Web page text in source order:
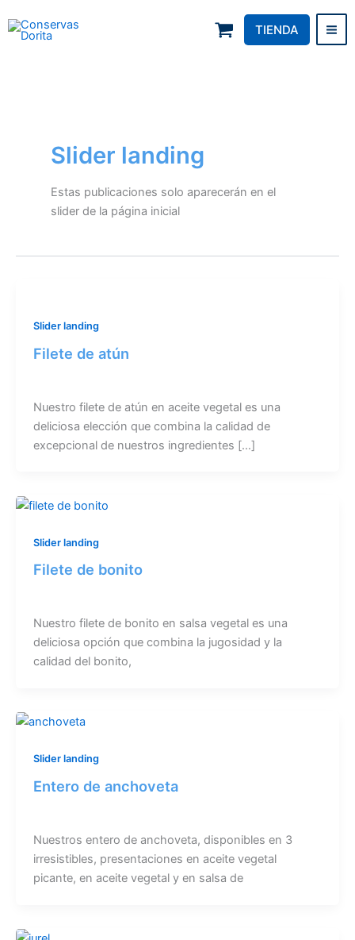
to
TIENDA
Slider landing
Estas publicaciones solo aparecerán en el
slider de la página inicial
Slider landing
Filete de atún
Nuestro filete de atún en aceite vegetal es una
deliciosa elección que combina la calidad de
excepcional de nuestros ingredientes […]
Slider landing
Filete de bonito
Nuestro filete de bonito en salsa vegetal es una
deliciosa opción que combina la jugosidad y la
calidad del bonito,
Slider landing
Entero de anchoveta
Nuestros entero de anchoveta, disponibles en 3
irresistibles, presentaciones en aceite vegetal
picante, en aceite vegetal y en salsa de